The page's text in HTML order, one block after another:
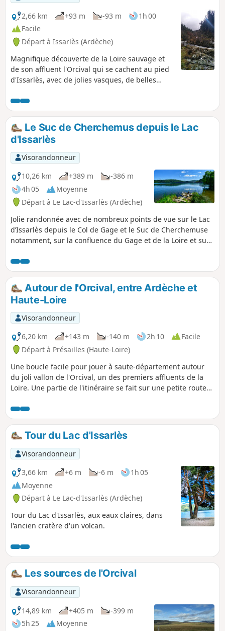
2,66 km
+93 m -93 m
1h 00
Facile
Départ à Issarlès (Ardèche)
Magnifique découverte de la Loire sauvage et
de son affluent l'Orcival qui se cachent au pied
d'Issarlès, avec de jolies vasques, de belles
Randonnée courte et facile mais demandant
quand même d'être bien chaussé et un
minimum d'agilité pour progresser sur les
dalles parfois glissantes en bord de Loire.
Le Suc de Cherchemus depuis le Lac
d'Issarlès
Visorandonneur
10,26 km
+389 m
-386 m
4h 05
Moyenne
Départ à Le Lac-d'Issarlès (Ardèche)
Jolie randonnée avec de nombreux points de vue sur le Lac
d’Issarlès depuis le Col de Gage et le Suc de Cherchemuse
notamment, sur la confluence du Gage et de la Loire et sur
feront découvrir la richesse du plateau ardéchois : coulée
de laves, framboisiers sauvages, roches volcaniques, pins
sylvestres, hêtres, mélèzes...
Autour de l'Orcival, entre Ardèche et
Haute-Loire
Visorandonneur
6,20 km
+143 m -140 m 2h 10
Facile
Départ à Présailles (Haute-Loire)
Une boucle facile pour jouer à saute-département autour
du joli vallon de l'Orcival, un des premiers affluents de la
Loire. Une partie de l'itinéraire se fait sur une petite route
du Mézenc.
Tour du Lac d'Issarlès
Visorandonneur
3,66 km
+6 m -6 m
1h 05
Moyenne
Départ à Le Lac-d'Issarlès (Ardèche)
Tour du Lac d'Issarlès, aux eaux claires, dans
l'ancien cratère d'un volcan.
Les sources de l'Orcival
Visorandonneur
14,89 km
+405 m
-399 m
5h 25
Moyenne